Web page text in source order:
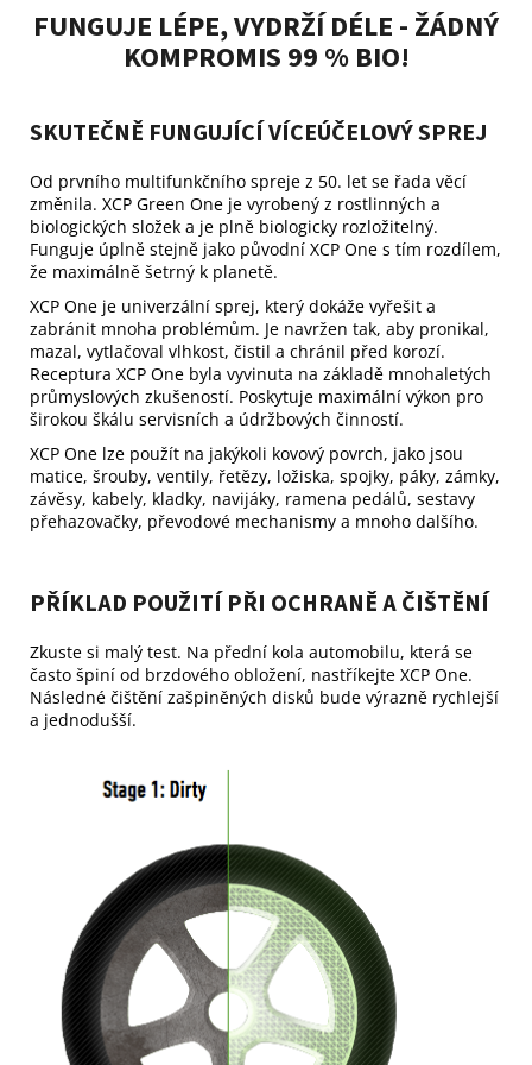
FUNGUJE LÉPE, VYDRŽÍ DÉLE - ŽÁDNÝ
KOMPROMIS 99 % BIO!
SKUTEČNĚ FUNGUJÍCÍ VÍCEÚČELOVÝ SPREJ
Od prvního multifunkčního spreje z 50. let se řada věcí
změnila. XCP Green One je vyrobený z rostlinných a
biologických složek a je plně biologicky rozložitelný.
Funguje úplně stejně jako původní XCP One s tím rozdílem,
že maximálně šetrný k planetě.
XCP One je univerzální sprej, který dokáže vyřešit a
zabránit mnoha problémům. Je navržen tak, aby pronikal,
mazal, vytlačoval vlhkost, čistil a chránil před korozí.
Receptura XCP One byla vyvinuta na základě mnohaletých
průmyslových zkušeností. Poskytuje maximální výkon pro
širokou škálu servisních a údržbových činností.
XCP One lze použít na jakýkoli kovový povrch, jako jsou
matice, šrouby, ventily, řetězy, ložiska, spojky, páky, zámky,
závěsy, kabely, kladky, navijáky, ramena pedálů, sestavy
přehazovačky, převodové mechanismy a mnoho dalšího.
PŘÍKLAD POUŽITÍ PŘI OCHRANĚ A ČIŠTĚNÍ
Zkuste si malý test. Na přední kola automobilu, která se
často špiní od brzdového obložení, nastříkejte XCP One.
Následné čištění zašpiněných disků bude výrazně rychlejší
a jednodušší.